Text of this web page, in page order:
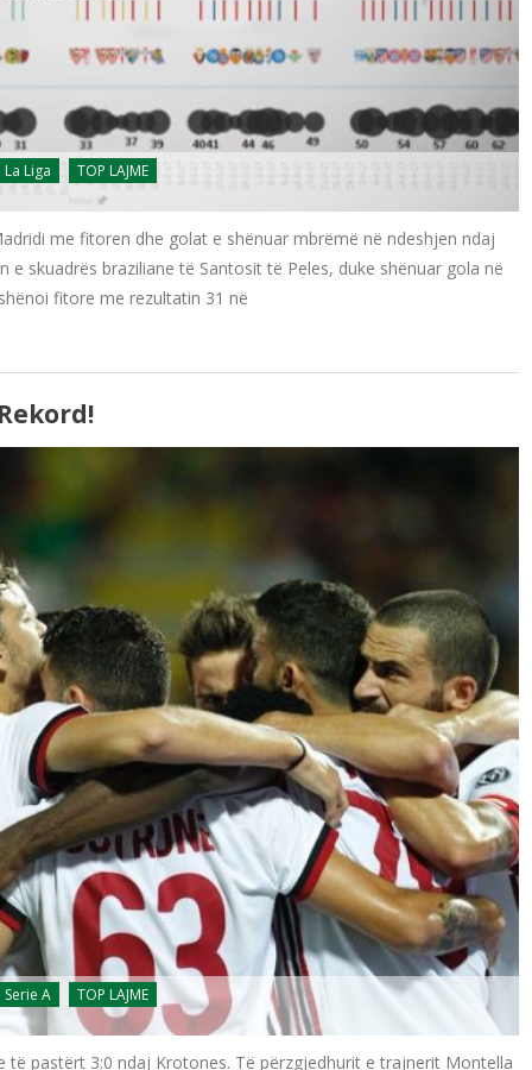
La Liga TOP LAJME
me fitoren dhe golat e shënuar mbrëmë në ndeshjen ndaj
skuadrës braziliane të Santosit të Peles, duke shënuar gola në
fitore me rezultatin 31 në
Serie A TOP LAJME
të pastërt 3:0 ndaj Krotones. Të përzgjedhurit e trajnerit Montella